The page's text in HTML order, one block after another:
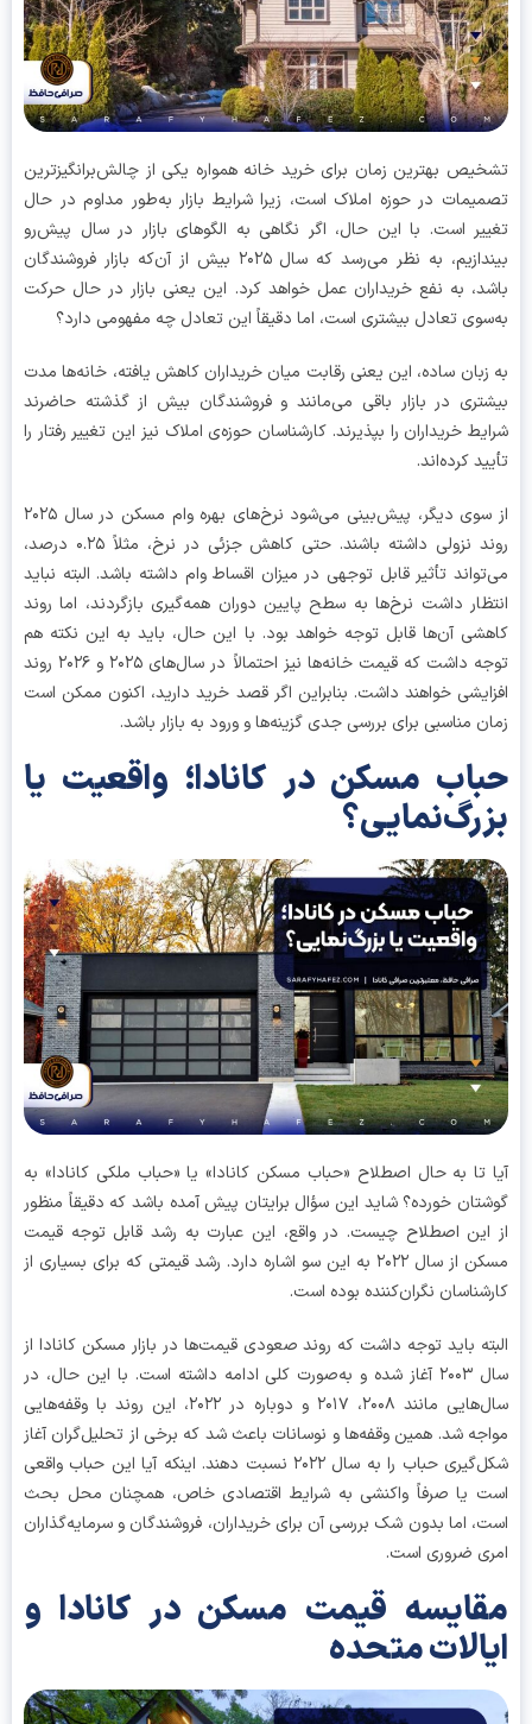
بهترین زمان برای خرید خانه همواره یکی از چالش‌برانگیزترین
در حوزه املاک است، زیرا شرایط بازار به‌طور مداوم در حال
است. با این حال، اگر نگاهی به الگوهای بازار در سال پیش‌رو
بیندازیم، به نظر می‌رسد که سال ۲۰۲۵ بیش از آن‌که بازار فروشندگان
به نفع خریداران عمل خواهد کرد. این یعنی بازار در حال حرکت
تعادل بیشتری است، اما دقیقاً این تعادل چه مفهومی دارد؟
ساده، این یعنی رقابت میان خریداران کاهش یافته، خانه‌ها مدت
در بازار باقی می‌مانند و فروشندگان بیش از گذشته حاضرند
خریداران را بپذیرند. کارشناسان حوزه‌ی املاک نیز این تغییر رفتار را
کرده‌اند.
از سوی دیگر، پیش‌بینی می‌شود نرخ‌های بهره وام مسکن در سال ۲۰۲۵
روند نزولی داشته باشند. حتی کاهش جزئی در نرخ، مثلاً ۰.۲۵ درصد،
تأثیر قابل توجهی در میزان اقساط وام داشته باشد. البته نباید
داشت نرخ‌ها به سطح پایین دوران همه‌گیری بازگردند، اما روند
آن‌ها قابل توجه خواهد بود. با این حال، باید به این نکته هم
توجه داشت که قیمت خانه‌ها نیز احتمالاً در سال‌های ۲۰۲۵ و ۲۰۲۶ روند
خواهند داشت. بنابراین اگر قصد خرید دارید، اکنون ممکن است
مناسبی برای بررسی جدی گزینه‌ها و ورود به بازار باشد.
مسکن در کانادا؛ واقعیت یا
تا به حال اصطلاح «حباب مسکن کانادا» یا «حباب ملکی کانادا» به
خورده؟ شاید این سؤال برایتان پیش آمده باشد که دقیقاً منظور
این اصطلاح چیست. در واقع، این عبارت به رشد قابل توجه قیمت
مسکن از سال ۲۰۲۲ به این سو اشاره دارد. رشد قیمتی که برای بسیاری از
نگران‌کننده بوده است.
باید توجه داشت که روند صعودی قیمت‌ها در بازار مسکن کانادا از
سال ۲۰۰۳ آغاز شده و به‌صورت کلی ادامه داشته است. با این حال، در
سال‌هایی مانند ۲۰۰۸، ۲۰۱۷ و دوباره در ۲۰۲۲، این روند با وقفه‌هایی
شد. همین وقفه‌ها و نوسانات باعث شد که برخی از تحلیل‌گران آغاز
شکل‌گیری حباب را به سال ۲۰۲۲ نسبت دهند. اینکه آیا این حباب واقعی
یا صرفاً واکنشی به شرایط اقتصادی خاص، همچنان محل بحث
اما بدون شک بررسی آن برای خریداران، فروشندگان و سرمایه‌گذاران
ضروری است.
قیمت مسکن در کانادا و
متحده